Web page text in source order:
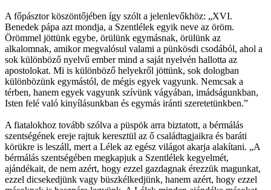
A főpásztor köszöntőjében így szólt a jelenlevőkhöz: „XVI.
Benedek pápa azt mondja, a Szentlélek egyik neve az öröm.
Örömmel jöttünk egybe, örülünk egymásnak, örülünk az
alkalomnak, amikor megvalósul valami a pünkösdi csodából, ahol a
sok különböző nyelvű ember mind a saját nyelvén hallotta az
apostolokat. Mi is különböző helyekről jöttünk, sok dologban
különbözünk egymástól, de mégis egyek vagyunk. Nemcsak a
térben, hanem egyek vagyunk szívünk vágyában, imádságunkban,
Isten felé való kinyílásunkban és egymás iránti szeretetünkben.”
A fiatalokhoz tovább szólva a püspök arra biztatott, a bérmálás
szentségének ereje rajtuk keresztül az ő családtagjaikra és baráti
körükre is leszáll, mert a Lélek az egész világot akarja alakítani. „A
bérmálás szentségében megkapjuk a Szentlélek kegyelmét,
ajándékait, de nem azért, hogy ezzel gazdagnak érezzük magunkat,
ezzel dicsekedjünk vagy büszkélkedjünk, hanem azért, hogy ezzel